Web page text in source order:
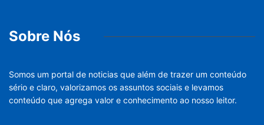
Sobre Nós
Somos um portal de noticias que além de trazer um conteúdo
sério e claro, valorizamos os assuntos sociais e levamos
conteúdo que agrega valor e conhecimento ao nosso leitor.